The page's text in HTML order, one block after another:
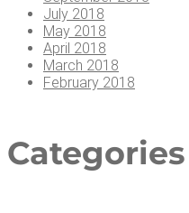
July 2018
May 2018
April 2018
March 2018
February 2018
Cate­go­ries